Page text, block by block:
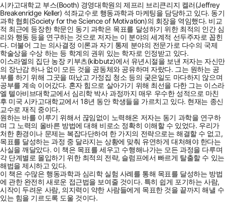
시카고대학교 부스(Booth) 경영대학원의 제프리 브리큰리지 켈러(Jeffrey
Breakenridge Keller) 석좌교수로 행동과학과 마케팅을 담당하고 있다. 동기
과학 협회(Society for the Science of Motivation)의 회장을 역임했다. 비교
적 최근에 등장한 학문인 동기 과학은 목표를 달성하기 위한 최적의 인간 심
리와 행동 등을 연구하는 것으로 저자는 이 분야의 세계적 선두주자로 꼽힌
다. 더불어 그는 의사결정 이론과 자기 통제 분야의 전문가로 다수의 국제
학술상을 수상 하는 등 학계의 권위 있는 학자로 인정받고 있다.
이스라엘의 집단 농장 키부츠(kibbutz)에서 유년시절을 보낸 저자는 자신만
의 장난감 하나 없이 모든 것을 공동체와 공유하며 자랐다. 그는 원하는 공
부를 하기 위해 그곳을 떠났고 가정집 청소 등의 궂은일도 마다하지 않으며
공부를 계속 이어갔다. 혼자 힘으로 살아가기 위해 최선을 다한 그는 이스라
엘 텔아비브대학교에서 심리학 박사 과정까지 매우 우수한 성적으로 마친
후 미국 시카고대학교에서 18년 동안 학생들을 가르치고 있다. 현재는 종신
교수로 재직 중이다.
원하는 바를 이루기 위해서 끊임없이 노력해온 저자는 동기 과학을 연구하
며 그 노력의 올바른 방법에 대해 비로소 정확히 이해할 수 있었다. 우리가
처한 환경이나 문제는 복잡다단하여 한 가지의 전략으로는 해결할 수 없고,
목표를 달성하는 과정 중 달라지는 상황에 맞춰 유연하게 대처해야 한다는
사실을 깨달았다. 이 책은 목표를 세우고 수행해나가는 모든 과정을 다루며
각 단계별로 몰입하기 위한 최적의 전략, 슬럼프에서 빠르게 탈출할 수 있는
해법을 제시하고 있다.
이 책은 수많은 행동과학과 심리학 실험 사례를 통해 목표를 달성하는 방법
에 관한 완전히 새로운 접근법을 보여줄 것이다. 특히 쉽게 포기하는 사람,
시작이 두려운 사람, 의지력이 약한 사람들에게 목표한 것을 끝까지 해낼 수
있는 힘을 기르도록 도울 것이다.